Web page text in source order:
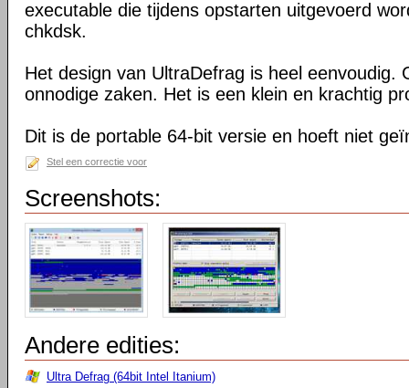
executable die tijdens opstarten uitgevoerd
chkdsk.
Het design van UltraDefrag is heel eenvoudig.
onnodige zaken. Het is een klein en krachtig
Dit is de portable 64-bit versie en hoeft niet
Stel een correctie voor
Screenshots:
Andere edities:
Ultra Defrag (64bit Intel Itanium)